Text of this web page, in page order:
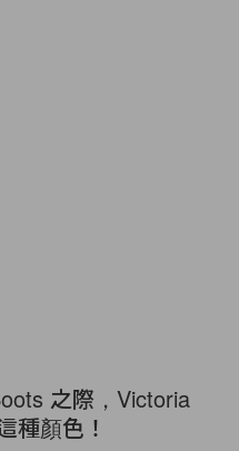
之際，Victoria
種顏色！